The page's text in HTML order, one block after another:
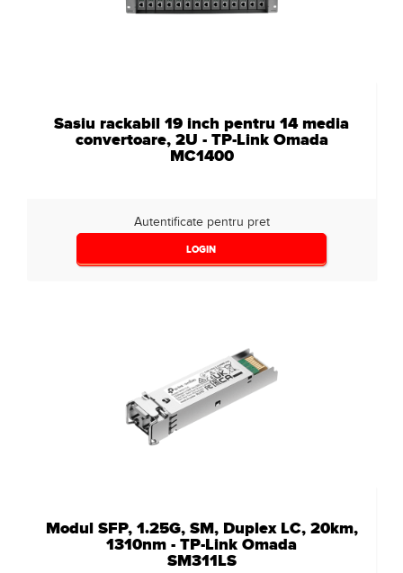
Sasiu rackabil 19 inch pentru 14 media
convertoare, 2U - TP-Link Omada
MC1400
Autentificate pentru pret
LOGIN
Modul SFP, 1.25G, SM, Duplex LC, 20km,
1310nm - TP-Link Omada
SM311LS